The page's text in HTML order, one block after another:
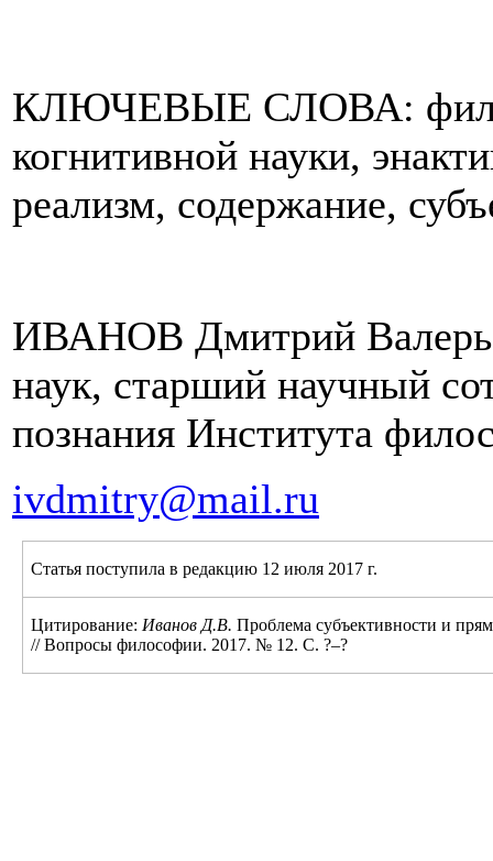
КЛЮЧЕВЫЕ СЛОВА:
когнитивной науки,
реализм, содержание,
ИВАНОВ Дмитрий
наук, старший научный
познания Института
ivdmitry@mail.ru
Статья поступила в редакцию 12 июля 2017 г.
Цитирование:Иванов Д.В. Проблема субъективности и
// Вопросы философии. 2017. № 12. С. ?–?